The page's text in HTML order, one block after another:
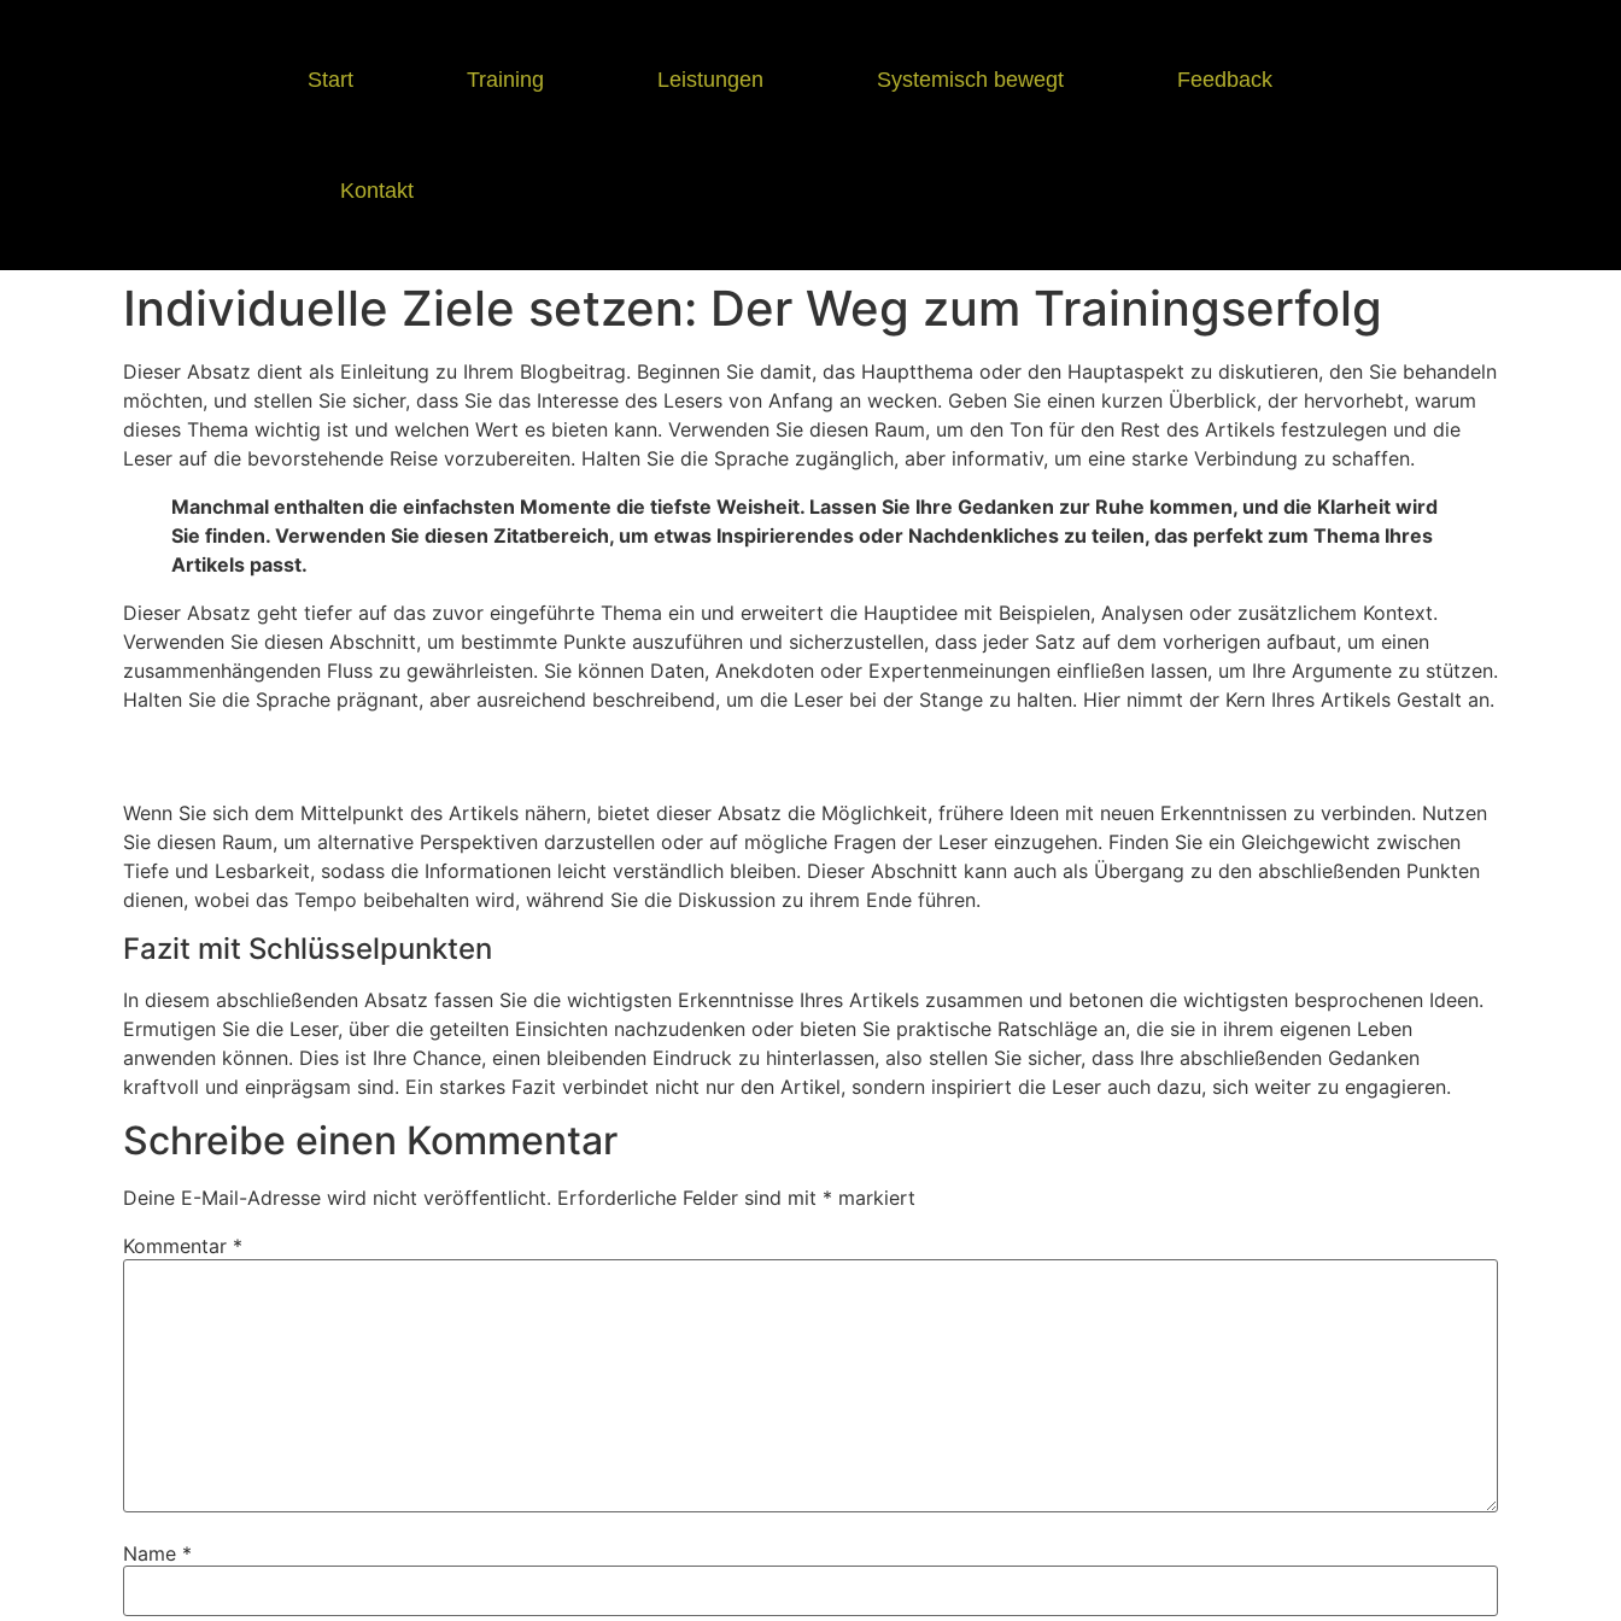
Start Training Leistungen Systemisch bewegt Feedback
Kontakt
Individuelle Ziele setzen: Der Weg zum Trainingserfolg
Dieser Absatz dient als Einleitung zu Ihrem Blogbeitrag. Beginnen Sie damit, das Hauptthema oder den Hauptaspekt zu diskutieren, den Sie behandeln
möchten, und stellen Sie sicher, dass Sie das Interesse des Lesers von Anfang an wecken. Geben Sie einen kurzen Überblick, der hervorhebt, warum
dieses Thema wichtig ist und welchen Wert es bieten kann. Verwenden Sie diesen Raum, um den Ton für den Rest des Artikels festzulegen und die
Leser auf die bevorstehende Reise vorzubereiten. Halten Sie die Sprache zugänglich, aber informativ, um eine starke Verbindung zu schaffen.
Manchmal enthalten die einfachsten Momente die tiefste Weisheit. Lassen Sie Ihre Gedanken zur Ruhe kommen, und die Klarheit wird
Sie finden. Verwenden Sie diesen Zitatbereich, um etwas Inspirierendes oder Nachdenkliches zu teilen, das perfekt zum Thema Ihres
Artikels passt.
Dieser Absatz geht tiefer auf das zuvor eingeführte Thema ein und erweitert die Hauptidee mit Beispielen, Analysen oder zusätzlichem Kontext.
Verwenden Sie diesen Abschnitt, um bestimmte Punkte auszuführen und sicherzustellen, dass jeder Satz auf dem vorherigen aufbaut, um einen
zusammenhängenden Fluss zu gewährleisten. Sie können Daten, Anekdoten oder Expertenmeinungen einfließen lassen, um Ihre Argumente zu stützen.
Halten Sie die Sprache prägnant, aber ausreichend beschreibend, um die Leser bei der Stange zu halten. Hier nimmt der Kern Ihres Artikels Gestalt an.
Wenn Sie sich dem Mittelpunkt des Artikels nähern, bietet dieser Absatz die Möglichkeit, frühere Ideen mit neuen Erkenntnissen zu verbinden. Nutzen
Sie diesen Raum, um alternative Perspektiven darzustellen oder auf mögliche Fragen der Leser einzugehen. Finden Sie ein Gleichgewicht zwischen
Tiefe und Lesbarkeit, sodass die Informationen leicht verständlich bleiben. Dieser Abschnitt kann auch als Übergang zu den abschließenden Punkten
dienen, wobei das Tempo beibehalten wird, während Sie die Diskussion zu ihrem Ende führen.
Fazit mit Schlüsselpunkten
In diesem abschließenden Absatz fassen Sie die wichtigsten Erkenntnisse Ihres Artikels zusammen und betonen die wichtigsten besprochenen Ideen.
Ermutigen Sie die Leser, über die geteilten Einsichten nachzudenken oder bieten Sie praktische Ratschläge an, die sie in ihrem eigenen Leben
anwenden können. Dies ist Ihre Chance, einen bleibenden Eindruck zu hinterlassen, also stellen Sie sicher, dass Ihre abschließenden Gedanken
kraftvoll und einprägsam sind. Ein starkes Fazit verbindet nicht nur den Artikel, sondern inspiriert die Leser auch dazu, sich weiter zu engagieren.
Schreibe einen Kommentar
Deine E-Mail-Adresse wird nicht veröffentlicht. Erforderliche Felder sind mit * markiert
Kommentar *
Name *